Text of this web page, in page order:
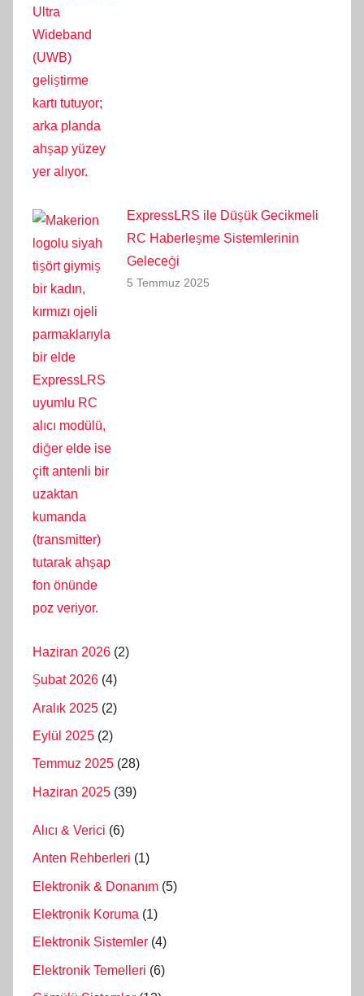
ExpressLRS ile Düşük Gecikmeli
RC Haberleşme Sistemlerinin
Geleceği
5 Temmuz 2025
Haziran 2026 (2)
Şubat 2026 (4)
Aralık 2025 (2)
Eylül 2025 (2)
Temmuz 2025 (28)
Haziran 2025 (39)
Alıcı & Verici (6)
Anten Rehberleri (1)
Elektronik & Donanım (5)
Elektronik Koruma (1)
Elektronik Sistemler (4)
Elektronik Temelleri (6)